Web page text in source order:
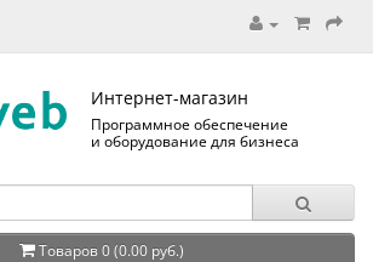
Интернет-магазин
Программное обеспечение
и оборудование для бизнеса
Товаров 0 (0.00 руб.)